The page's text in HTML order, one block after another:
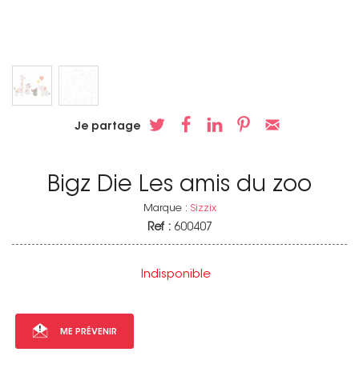
Je partage
Bigz Die Les amis du zoo
Marque : Sizzix
Ref : 600407
Indisponible
ME PRÉVENIR